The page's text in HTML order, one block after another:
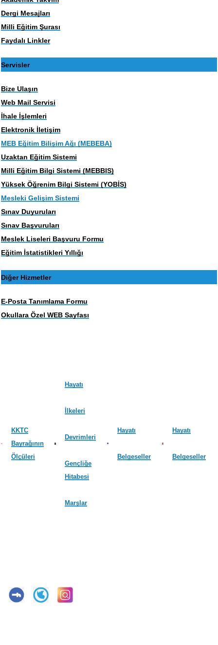
Dergi Mesajları
Milli Eğitim Şurası
Faydalı Linkler
Servisler
Bize Ulaşın
Web Mail Servisi
İhale İşlemleri
Elektronik İletişim
MEB Eğitim Bilişim Ağı (MEBEBA)
Uzaktan Eğitim Sistemi
Milli Eğitim Bilgi Sistemi (MEBBIS)
Yüksek Öğrenim Bilgi Sistemi (YOBİS)
Mesleki Gelişim Sistemi
Sınav Duyuruları
Sınav Başvuruları
Meslek Liseleri Başvuru Formu
Eğitim İstatistikleri Yıllığı
Diğer Hizmetler
E-Posta Tanımlama Formu
Okullara Özel WEB Sayfası
KKTC
Bayrağının
Ölçüleri
Hayatı
İlkeleri
Devrimleri
Gençliğe
Hitabesi
Marşlar
Hayatı
Belgeseller
Hayatı
Belgeseller